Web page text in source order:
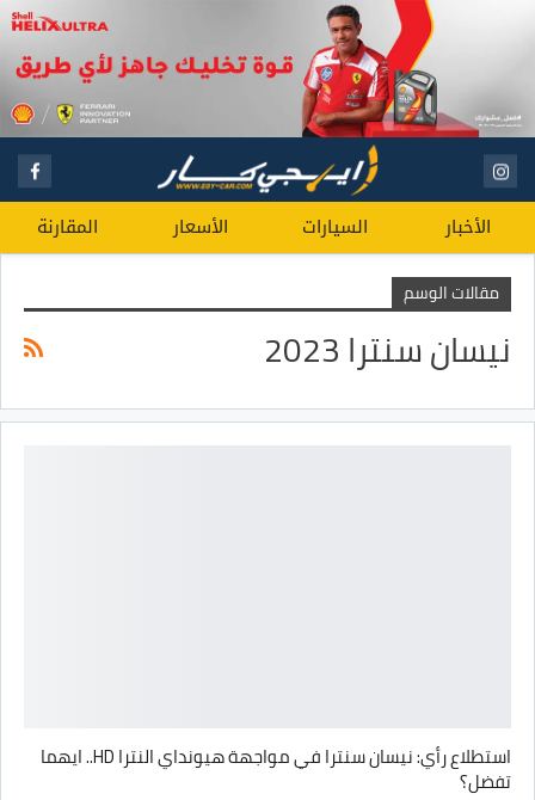
الأخبار السيارات الأسعار المقارنة
مقالات الوسم
نيسان سنترا 2023
استطلاع رأي: نيسان سنترا في مواجهة هيونداي النترا HD.. ايهما
تفضل؟